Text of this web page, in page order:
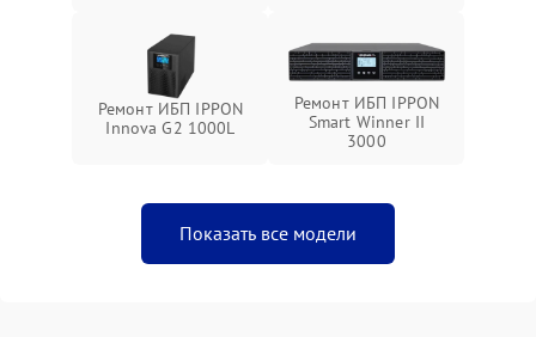
Ремонт ИБП IPPON
Innova G2 1000L
Ремонт ИБП IPPON
Smart Winner II
3000
Показать все модели